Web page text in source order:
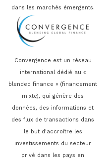
dans les marchés émergents.
Convergence est un réseau
international dédié au «
blended finance » (financement
mixte), qui génère des
données, des informations et
des flux de transactions dans
le but d'accroître les
investissements du secteur
privé dans les pays en